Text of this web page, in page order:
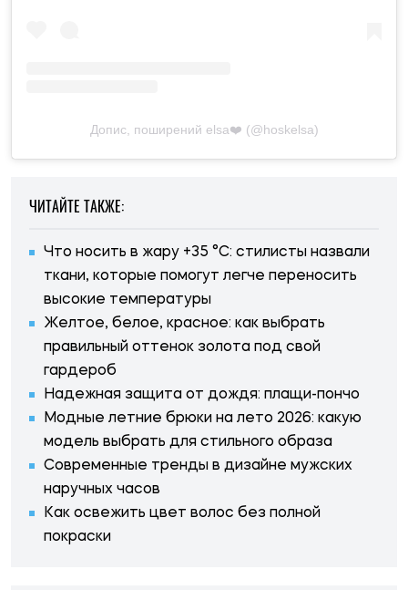
Допис, поширений elsa❤️ (@hoskelsa)
ЧИТАЙТЕ ТАКЖЕ:
Что носить в жару +35 °C: стилисты назвали
ткани, которые помогут легче переносить
высокие температуры
Желтое, белое, красное: как выбрать
правильный оттенок золота под свой
гардероб
Надежная защита от дождя: плащи-пончо
Модные летние брюки на лето 2026: какую
модель выбрать для стильного образа
Современные тренды в дизайне мужских
наручных часов
Как освежить цвет волос без полной
покраски